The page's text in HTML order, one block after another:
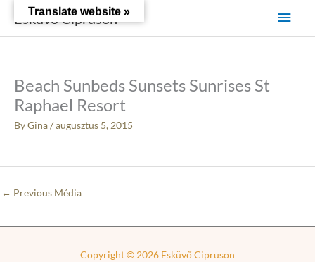
content
Esküvő Cipruson
Main
Beach Sunbeds Sunsets Sunrises St
Raphael Resort
ByGina/augusztus 5, 2015
← Previous Média
Copyright © 2026 Esküvő Cipruson
Translate website »